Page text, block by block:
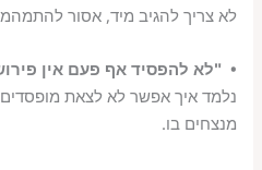
לא צריך להגיב מיד, אסור
• "לא להפסיד אף פעם אין
נלמד איך אפשר לא לצאת
מנצחים בו.